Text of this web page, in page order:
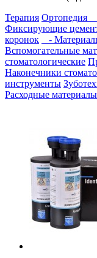
Терапия Ортопедия
Фиксирующие
коронок
-
Вспомогательные
стоматологические
Наконечники
инструменты
Расходные материалы